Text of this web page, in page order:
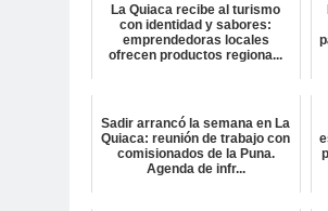
La Quiaca recibe al turismo
con identidad y sabores:
emprendedoras locales
ofrecen productos regiona...
Sadir arrancó la semana en La
Quiaca: reunión de trabajo con
comisionados de la Puna.
Agenda de infr...